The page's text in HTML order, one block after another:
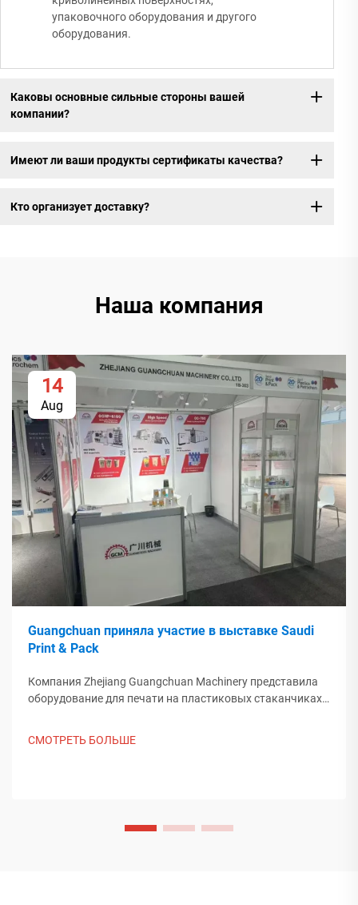
упаковочного оборудования и другого
оборудования.
Каковы основные сильные стороны вашей
компании?
Имеют ли ваши продукты сертификаты качества?
Кто организует доставку?
Наша компания
14
Aug
Guangchuan приняла участие в выставке Saudi
Print & Pack
Компания Zhejiang Guangchuan Machinery представила
оборудование для печати на пластиковых стаканчиках
СМОТРЕТЬ БОЛЬШЕ